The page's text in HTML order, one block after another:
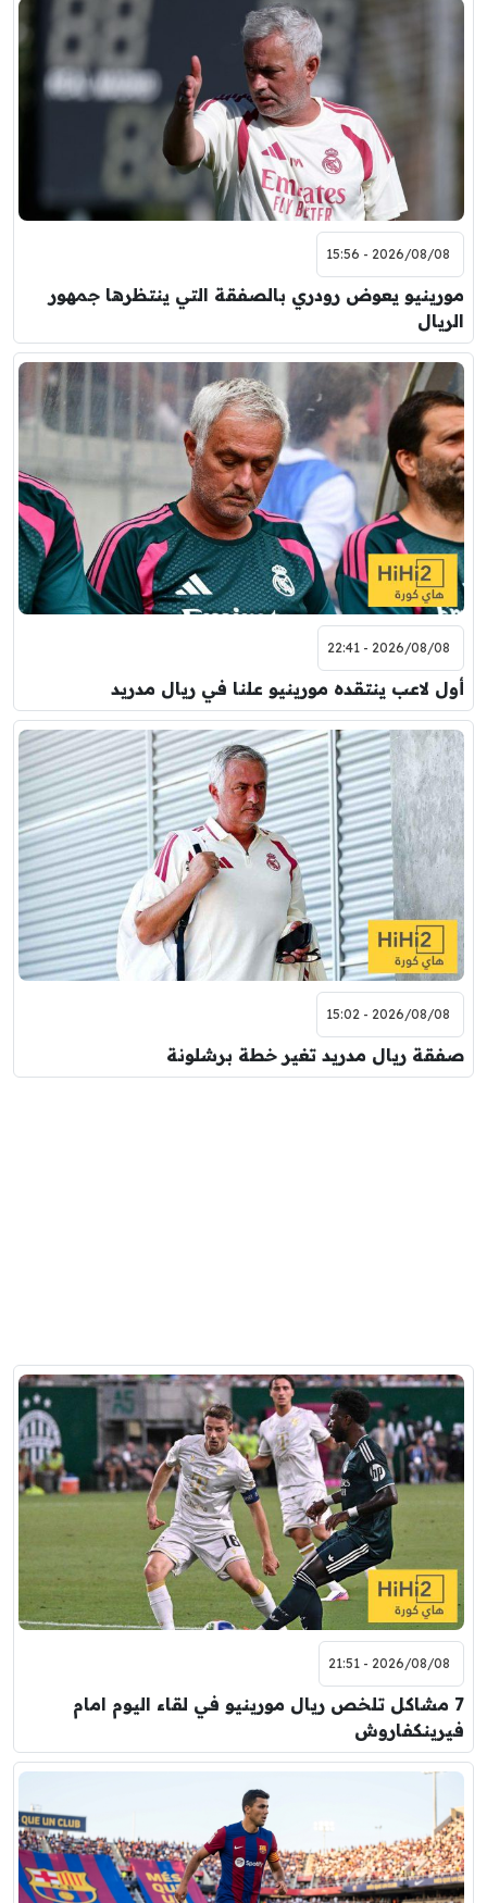
2026/08/08 - 15:56
مورينيو يعوض رودري بالصفقة التي ينتظرها جمهور
الريال
2026/08/08 - 22:41
أول لاعب ينتقده مورينيو علنا في ريال مدريد
2026/08/08 - 15:02
صفقة ريال مدريد تغير خطة برشلونة
2026/08/08 - 21:51
7 مشاكل تلخص ريال مورينيو في لقاء اليوم امام
فيرينكفاروش